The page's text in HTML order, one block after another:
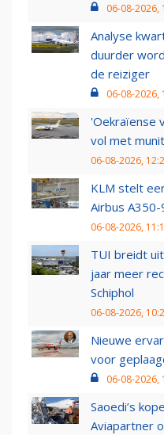
06-08-2026,
Analyse
duurder
de reiziger
06-08-2026,
'Oekraïense
vol met
06-08-2026,
KLM stelt
Airbus
06-08-2026,
TUI breidt
jaar meer
Schiphol
06-08-2026,
Nieuwe
voor
06-08-2026,
Saoedi’s
Aviapartner